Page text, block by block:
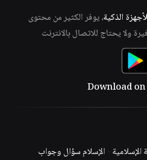
الذكية، يوفر الكثير من محتوى
ولا يحتاج للاتصال بالانترنت
الإسلامية -الإسلام سؤال وجواب